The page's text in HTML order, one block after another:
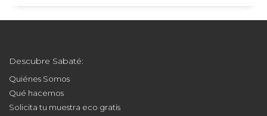
Descubre Sabaté:
Quiénes Somos
Qué hacemos
Solicita tu muestra eco gratis